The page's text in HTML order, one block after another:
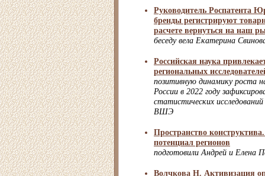
Руководитель Роспатента
бренды регистрируют
расчете вернуться на наш
беседу вела Екатерина
Российская наука
региональных
позитивную динамику роста
России в 2022 году
статистических
ВШЭ
Пространство
потенциал регионов
подготовили Андрей и Елена
Волчкова Н. Активизация